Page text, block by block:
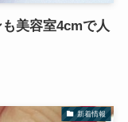
美容室4cmで人
新着情報